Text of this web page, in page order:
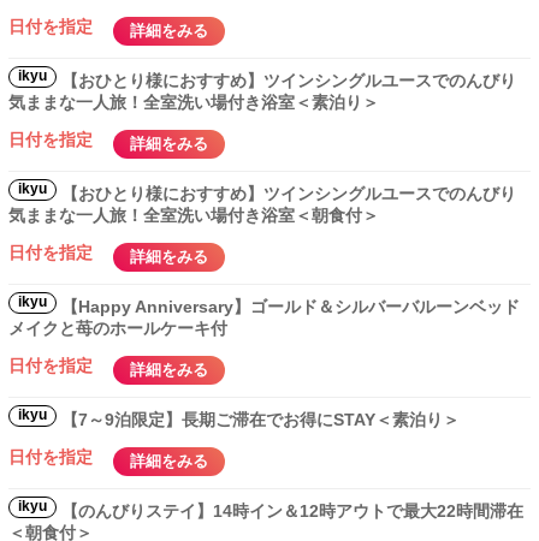
日付を指定
詳細をみる
ikyu
【おひとり様におすすめ】ツインシングルユースでのんびり
気ままな一人旅！全室洗い場付き浴室＜素泊り＞
日付を指定
詳細をみる
ikyu
【おひとり様におすすめ】ツインシングルユースでのんびり
気ままな一人旅！全室洗い場付き浴室＜朝食付＞
日付を指定
詳細をみる
ikyu
【Happy Anniversary】ゴールド＆シルバーバルーンベッド
メイクと苺のホールケーキ付
日付を指定
詳細をみる
ikyu
【7～9泊限定】長期ご滞在でお得にSTAY＜素泊り＞
日付を指定
詳細をみる
ikyu
【のんびりステイ】14時イン＆12時アウトで最大22時間滞在
＜朝食付＞